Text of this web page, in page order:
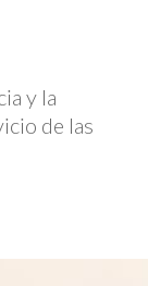
y la
de las